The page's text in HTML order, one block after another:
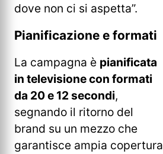
dove non ci si aspetta”.
Pianificazione e formati
La campagna è pianificata
in televisione con formati
da 20 e 12 secondi,
segnando il ritorno del
brand su un mezzo che
garantisce ampia copertura